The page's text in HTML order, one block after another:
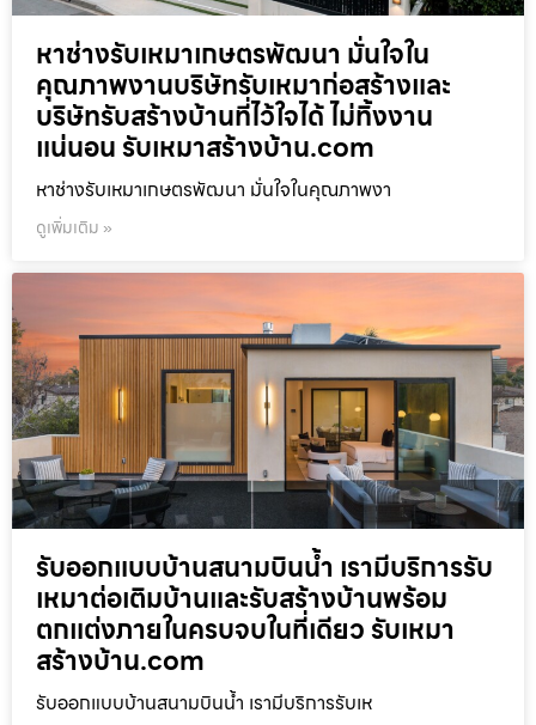
หาช่างรับเหมาเกษตรพัฒนา มั่นใจใน
คุณภาพงานบริษัทรับเหมาก่อสร้างและ
บริษัทรับสร้างบ้านที่ไว้ใจได้ ไม่ทิ้งงาน
แน่นอน รับเหมาสร้างบ้าน.com
หาช่างรับเหมาเกษตรพัฒนา มั่นใจในคุณภาพงา
ดูเพิ่มเติม »
รับออกแบบบ้านสนามบินน้ำ เรามีบริการรับ
เหมาต่อเติมบ้านและรับสร้างบ้านพร้อม
ตกแต่งภายในครบจบในที่เดียว รับเหมา
สร้างบ้าน.com
รับออกแบบบ้านสนามบินน้ำ เรามีบริการรับเห